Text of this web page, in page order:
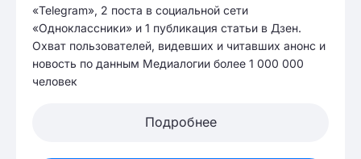
«Telegram», 2 поста в социальной сети
«Одноклассники» и 1 публикация статьи в Дзен.
Охват пользователей, видевших и читавших анонс и
новость по данным Медиалогии более 1 000 000
человек
Подробнее